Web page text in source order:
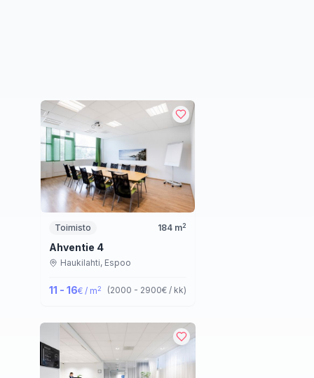
Toimisto 184 m2
Ahventie 4
Haukilahti, Espoo
11 - 16€ / m2 (2000 - 2900€ / kk)